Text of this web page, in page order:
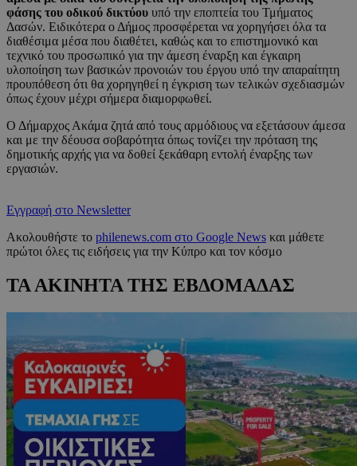
φάσης του οδικού δικτύου υπό την εποπτεία του Τμήματος
Δασών. Ειδικότερα ο Δήμος προσφέρεται να χορηγήσει όλα τα
διαθέσιμα μέσα που διαθέτει, καθώς και το επιστημονικό και
τεχνικό του προσωπικό για την άμεση έναρξη και έγκαιρη
υλοποίηση των βασικών προνοιών του έργου υπό την απαραίτητη
προυπόθεση ότι θα χορηγηθεί η έγκριση των τελικών σχεδιασμών
όπως έχουν μέχρι σήμερα διαμορφωθεί.
Ο Δήμαρχος Ακάμα ζητά από τους αρμόδιους να εξετάσουν άμεσα
και με την δέουσα σοβαρότητα όπως τονίζει την πρόταση της
δημοτικής αρχής για να δοθεί ξεκάθαρη εντολή έναρξης των
εργασιών.
Εγγραφή στο Newsletter
Ακολουθήστε το philenews.com στο Google News και μάθετε
πρώτοι όλες τις ειδήσεις για την Κύπρο και τον κόσμο
ΤΑ ΑΚΙΝΗΤΑ ΤΗΣ ΕΒΔΟΜΑΔΑΣ